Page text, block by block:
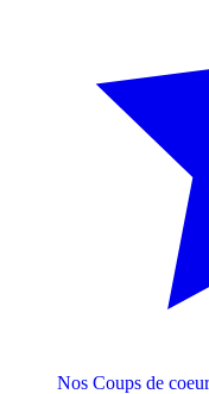
Nos Coups de coeur